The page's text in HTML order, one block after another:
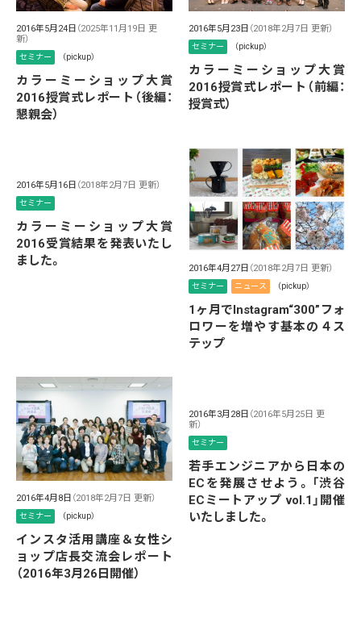
2016年5月24日 （2025年11月19日 更
新）
セミナー （pickup）
カラーミーショップ大賞
2016授賞式レポート（後編：
懇親会）
2016年5月23日 （2018年2月7日 更新）
セミナー （pickup）
カラーミーショップ大賞
2016授賞式レポート（前編：
授賞式）
2016年5月16日 （2018年2月7日 更新）
セミナー
カラーミーショップ大賞
2016受賞結果を発表いたし
ました。
2016年4月27日 （2018年2月7日 更新）
セミナー ニュース （pickup）
1ヶ月でInstagram“300”フォ
ロワーを増やす基本の４ス
テップ
2016年4月8日 （2018年2月7日 更新）
セミナー （pickup）
インスタ活用講座＆女性シ
ョップ店長交流会レポート
（2016年3月26日開催）
2016年3月28日 （2016年5月25日 更
新）
セミナー
若手エンジニアから日本の
ECを発展させよう。「渋谷
ECミートアップ vol.1」開催
いたしました。